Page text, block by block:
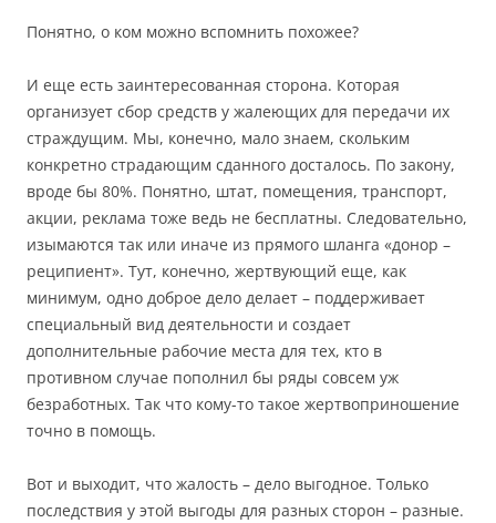
Понятно, о ком можно вспомнить похожее?
И еще есть заинтересованная сторона. Которая
организует сбор средств у жалеющих для передачи их
страждущим. Мы, конечно, мало знаем, скольким
конкретно страдающим сданного досталось. По закону,
вроде бы 80%. Понятно, штат, помещения, транспорт,
акции, реклама тоже ведь не бесплатны. Следовательно,
изымаются так или иначе из прямого шланга «донор –
реципиент». Тут, конечно, жертвующий еще, как
минимум, одно доброе дело делает – поддерживает
специальный вид деятельности и создает
дополнительные рабочие места для тех, кто в
противном случае пополнил бы ряды совсем уж
безработных. Так что кому-то такое жертвоприношение
точно в помощь.
Вот и выходит, что жалость – дело выгодное. Только
последствия у этой выгоды для разных сторон – разные.